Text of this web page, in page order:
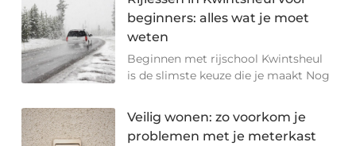
beginners: alles wat je moet
weten
Beginnen met rijschool Kwintsheul
is de slimste keuze die je maakt Nog
Veilig wonen: zo voorkom je
problemen met je meterkast